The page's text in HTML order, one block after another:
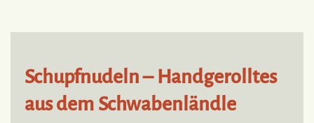
Schupfnudeln – Handgerolltes
aus dem Schwabenländle